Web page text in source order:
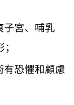
子宮、哺乳
有恐懼和顧慮